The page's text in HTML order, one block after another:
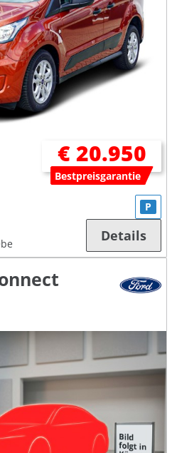
€ 20.950
Bestpreisgarantie
P
Details